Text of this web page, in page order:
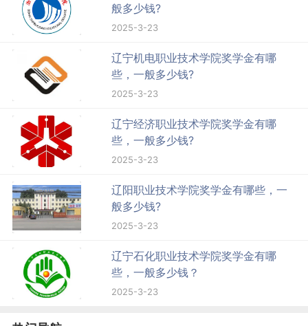
般多少钱?
2025-3-23
辽宁机电职业技术学院奖学金有哪
些，一般多少钱?
2025-3-23
辽宁经济职业技术学院奖学金有哪
些，一般多少钱?
2025-3-23
辽阳职业技术学院奖学金有哪些，一
般多少钱?
2025-3-23
辽宁石化职业技术学院奖学金有哪
些，一般多少钱？
2025-3-23